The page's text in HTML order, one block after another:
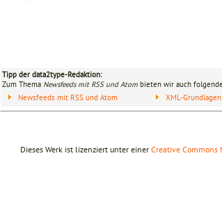
Tipp der data2type-Redaktion:
Zum Thema Newsfeeds mit RSS und Atom bieten wir auch
Newsfeeds mit RSS und Atom
XML-Grundlagen
Dieses Werk ist lizenziert unter einer Creative Commons